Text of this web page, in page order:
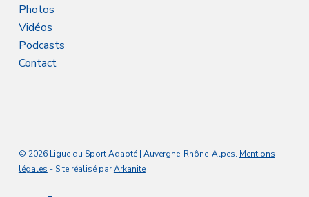
Photos
Vidéos
Podcasts
Contact
© 2026 Ligue du Sport Adapté | Auvergne-Rhône-Alpes. Mentions
légales - Site réalisé parArkanite